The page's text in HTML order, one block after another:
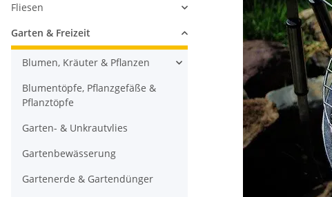
Fliesen
Garten & Freizeit
Blumen, Kräuter & Pflanzen
Blumentöpfe, Pflanzgefäße &
Pflanztöpfe
Garten- & Unkrautvlies
Gartenbewässerung
Gartenerde & Gartendünger